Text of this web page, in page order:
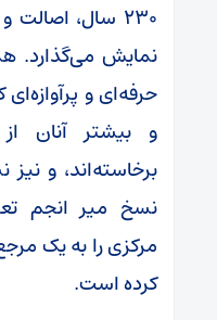
230 سال،
نمایش می‌گذارد.
حرفه‌ای و
و بیشتر آنان
برخاسته‌اند، و
نسخ میر انجم
مرکزی را به یک
کرده است.